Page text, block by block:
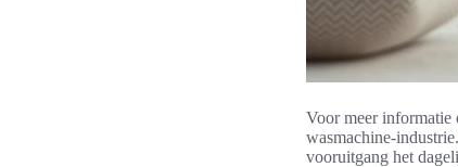
Voor meer informatie
wasmachine-industrie.
vooruitgang het